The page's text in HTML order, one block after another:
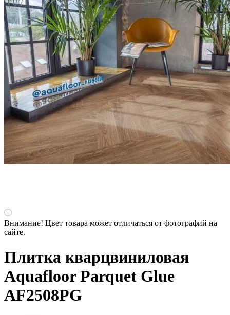
Внимание! Цвет товара может отличаться от фотографий на
сайте.
Плитка кварцвиниловая
Aquafloor Parquet Glue
AF2508PG